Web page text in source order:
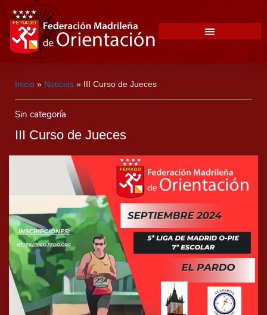
Inicio » Noticias » III Curso de Jueces
Sin categoría
III Curso de Jueces